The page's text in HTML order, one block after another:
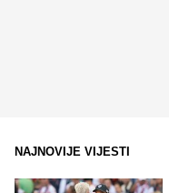
NAJNOVIJE VIJESTI